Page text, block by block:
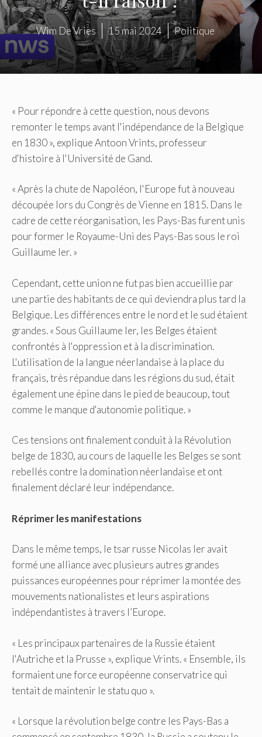
Wim De Vries 15 mai 2024 Politique
« Pour répondre à cette question, nous devons
remonter le temps avant l'indépendance de la Belgique
en 1830 », explique Antoon Vrints, professeur
d'histoire à l'Université de Gand.
« Après la chute de Napoléon, l'Europe fut à nouveau
découpée lors du Congrès de Vienne en 1815. Dans le
cadre de cette réorganisation, les Pays-Bas furent unis
pour former le Royaume-Uni des Pays-Bas sous le roi
Guillaume Ier. »
Cependant, cette union ne fut pas bien accueillie par
une partie des habitants de ce qui deviendra plus tard la
Belgique. Les différences entre le nord et le sud étaient
grandes. « Sous Guillaume Ier, les Belges étaient
confrontés à l'oppression et à la discrimination.
L'utilisation de la langue néerlandaise à la place du
français, très répandue dans les régions du sud, était
également une épine dans le pied de beaucoup, tout
comme le manque d'autonomie politique. »
Ces tensions ont finalement conduit à la Révolution
belge de 1830, au cours de laquelle les Belges se sont
rebellés contre la domination néerlandaise et ont
finalement déclaré leur indépendance.
Réprimer les manifestations
Dans le même temps, le tsar russe Nicolas Ier avait
formé une alliance avec plusieurs autres grandes
puissances européennes pour réprimer la montée des
mouvements nationalistes et leurs aspirations
indépendantistes à travers l’Europe.
« Les principaux partenaires de la Russie étaient
l'Autriche et la Prusse », explique Vrints. « Ensemble, ils
formaient une force européenne conservatrice qui
tentait de maintenir le statu quo ».
« Lorsque la révolution belge contre les Pays-Bas a